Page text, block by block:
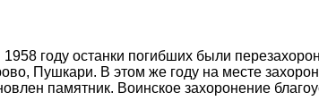
году останки погибших были
Пушкари. В этом же году на месте
памятник. Воинское захоронение